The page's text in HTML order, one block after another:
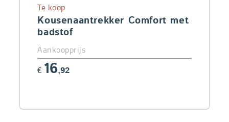
Kousenaantrekker Comfort met
badstof
Te koop
Aankoopprijs
€ 16,92